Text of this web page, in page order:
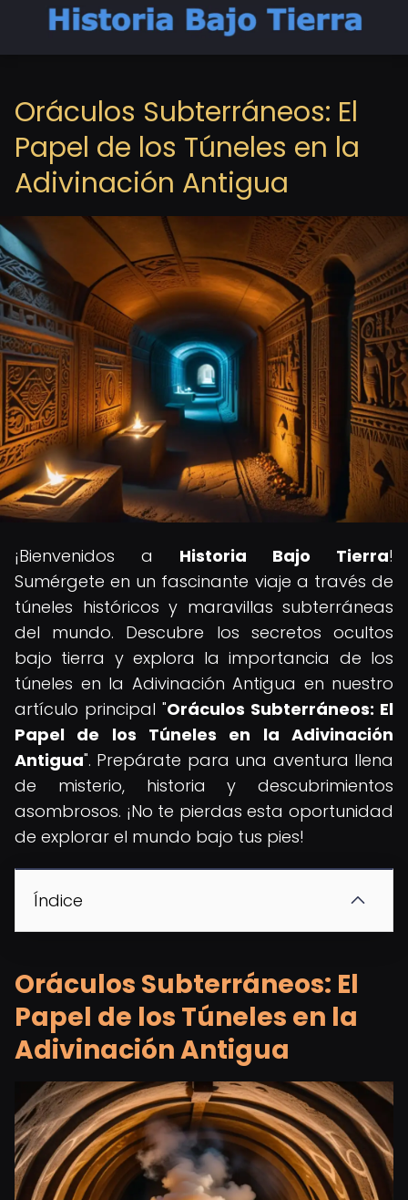
Oráculos Subterráneos: El
Papel de los Túneles en la
Adivinación Antigua
¡Bienvenidos a Historia Bajo Tierra!
Sumérgete en un fascinante viaje a través de
túneles históricos y maravillas subterráneas
del mundo. Descubre los secretos ocultos
bajo tierra y explora la importancia de los
túneles en la Adivinación Antigua en nuestro
artículo principal "Oráculos Subterráneos: El
Papel de los Túneles en la Adivinación
Antigua". Prepárate para una aventura llena
de misterio, historia y descubrimientos
asombrosos. ¡No te pierdas esta oportunidad
de explorar el mundo bajo tus pies!
Índice
Oráculos Subterráneos: El
Papel de los Túneles en la
Adivinación Antigua